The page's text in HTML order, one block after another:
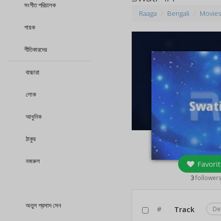
সংগীত পরিচালক
গায়ক
গীতিকারদের
বাচ্চারা
লোক
আধুনিক
ঠাকুর
নজরুল
অতুল প্রসাদ সেন
Raaga Bengali Movies
3followers
# Track